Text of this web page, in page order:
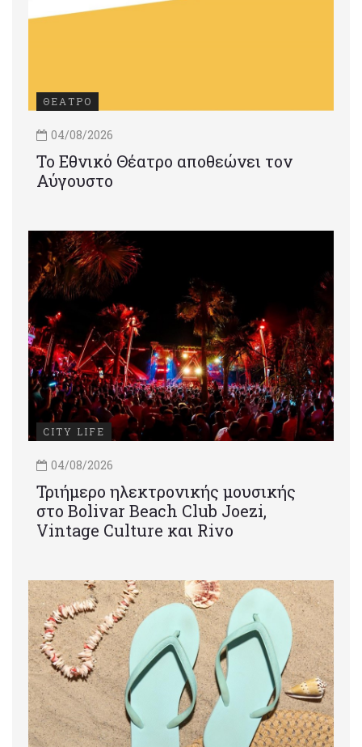
ΘΕΑΤΡΟ
04/08/2026
Το Εθνικό Θέατρο αποθεώνει τον
Αύγουστο
CITY LIFE
04/08/2026
Τριήμερο ηλεκτρονικής μουσικής
στο Bolivar Beach Club Joezi,
Vintage Culture και Rivo